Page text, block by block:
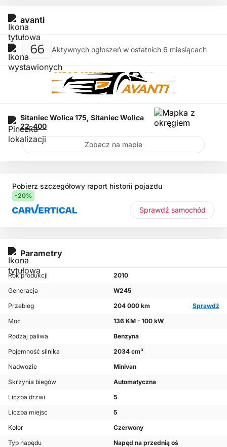
Pobierz szczegółowy raport historii pojazdu
-20%
Sprawdź samochód
Parametry
Rok produkcji
2010
Generacja
W245
Przebieg
204 000 km
Sprawdź
Moc
136 KM - 100 kW
Rodzaj paliwa
Benzyna
Pojemność silnika
2034 cm³
Nadwozie
Minivan
Skrzynia biegów
Automatyczna
Liczba drzwi
5
Liczba miejsc
5
Kolor
Czerwony
Typ napędu
Napęd na przednią oś
avanti
66 Aktywnych ogłoszeń w ostatnich 6 miesiącach
Sitaniec Wolica 175, Sitaniec Wolica
22-400
Zobacz na mapie